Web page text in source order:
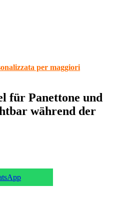
per maggiori
für Panettone und
während der